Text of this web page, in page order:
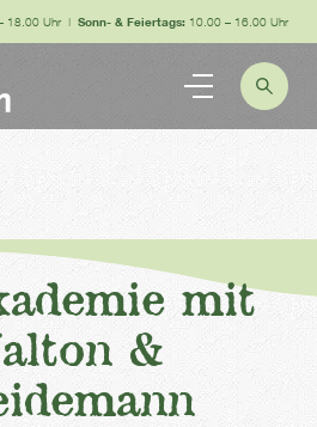
18.00 Uhr | Sonn- & Feiertags: 10.00 – 16.00 Uhr
mit
&